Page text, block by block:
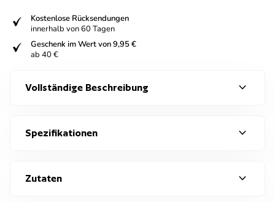
Kostenlose Rücksendungen
innerhalb von 60 Tagen
Geschenk im Wert von 9,95 €
ab 40 €
Vollständige Beschreibung expand_more
Spezifikationen expand_more
Zutaten expand_more